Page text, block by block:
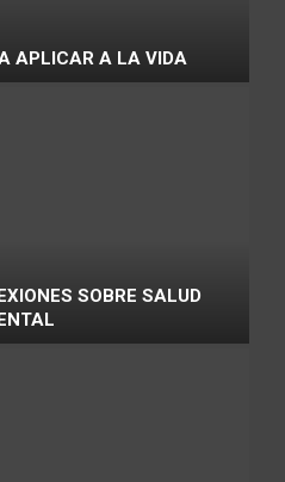
APLICAR A LA VIDA
SOBRE SALUD